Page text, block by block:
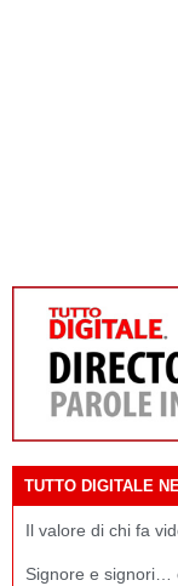
TUTTO DIGITALE
Il valore di chi fa
Signore e signori…